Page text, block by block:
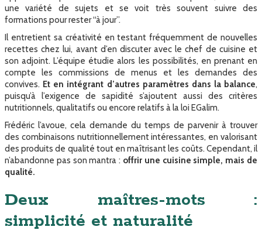
une variété de sujets et se voit très souvent suivre des
formations pour rester “à jour”.
Il entretient sa créativité en testant fréquemment de nouvelles
recettes chez lui, avant d’en discuter avec le chef de cuisine et
son adjoint. L’équipe étudie alors les possibilités, en prenant en
compte les commissions de menus et les demandes des
convives. Et en intégrant d’autres paramètres dans la balance,
puisqu’à l’exigence de sapidité s’ajoutent aussi des critères
nutritionnels, qualitatifs ou encore relatifs à la loi EGalim.
Frédéric l’avoue, cela demande du temps de parvenir à trouver
des combinaisons nutritionnellement intéressantes, en valorisant
des produits de qualité tout en maîtrisant les coûts. Cependant, il
n’abandonne pas son mantra : offrir une cuisine simple, mais de
qualité.
Deux maîtres-mots :
simplicité et naturalité